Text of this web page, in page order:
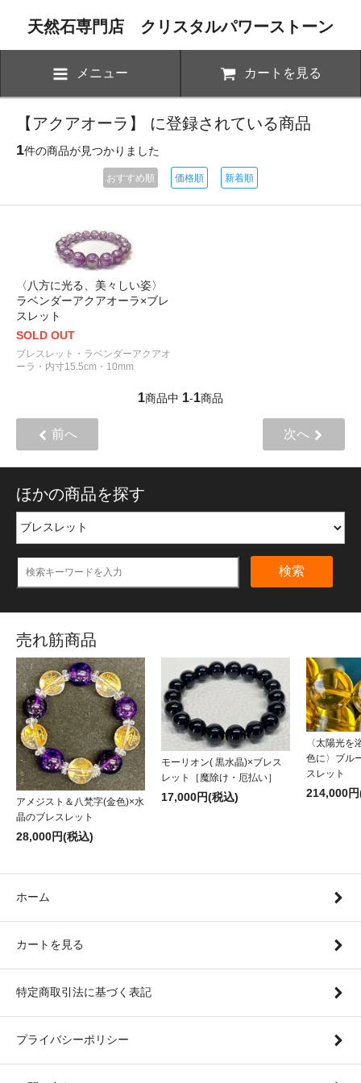
天然石専門店 クリスタルパワーストーン
メニュー カートを見る
【アクアオーラ】 に登録されている商品
1件の商品が見つかりました
おすすめ順 価格順 新着順
〈八方に光る、美々しい姿〉
ラベンダーアクアオーラ×ブレ
スレット
SOLD OUT
ブレスレット・ラベンダーアクアオ
ーラ・内寸15.5cm・10mm
1商品中 1-1商品
前へ 次へ
ほかの商品を探す
検索
売れ筋商品
アメジスト＆八梵字(金色)×水
晶のブレスレット
28,000円(税込)
モーリオン( 黒水晶)×ブレス
レット［魔除け・厄払い］
17,000円(税込)
〈太陽光を
色に〉ブル
スレット
214,000
ホーム
カートを見る
特定商取引法に基づく表記
プライバシーポリシー